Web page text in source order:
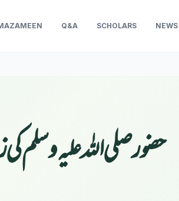
Q&A SCHOLARS
حضورصلی اللہ علیہ